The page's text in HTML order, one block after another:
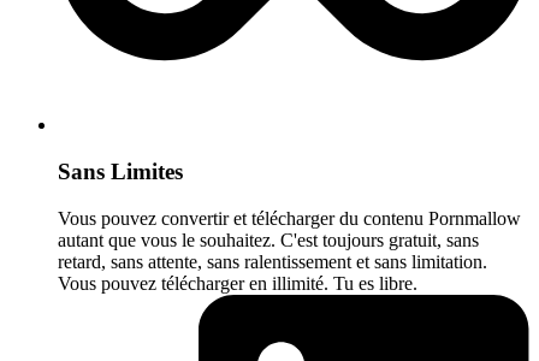
Sans Limites
Vous pouvez convertir et télécharger du contenu Pornmallow
autant que vous le souhaitez. C'est toujours gratuit, sans
retard, sans attente, sans ralentissement et sans limitation.
Vous pouvez télécharger en illimité. Tu es libre.